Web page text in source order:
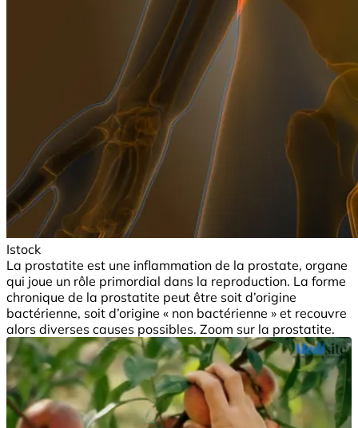
Istock
La prostatite est une inflammation de la prostate, organe
qui joue un rôle primordial dans la reproduction. La forme
chronique de la prostatite peut être soit d’origine
bactérienne, soit d’origine « non bactérienne » et recouvre
alors diverses causes possibles. Zoom sur la prostatite.